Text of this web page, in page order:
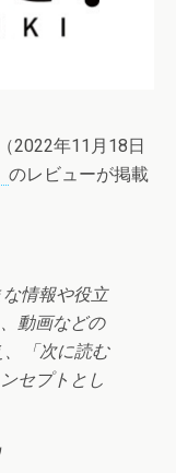
2022年11月18日
のレビューが掲載
情報や役立
動画などの
「次に読む
セプトとし